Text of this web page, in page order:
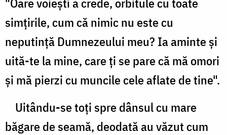
simţirile, cum că nimic nu este cu
neputinţă Dumnezeului meu? Ia aminte şi
uită-te la mine, care ţi se pare că mă omori
şi mă pierzi cu muncile cele aflate de tine".
Uitându-se toţi spre dânsul cu mare
băgare de seamă, deodată au văzut cum